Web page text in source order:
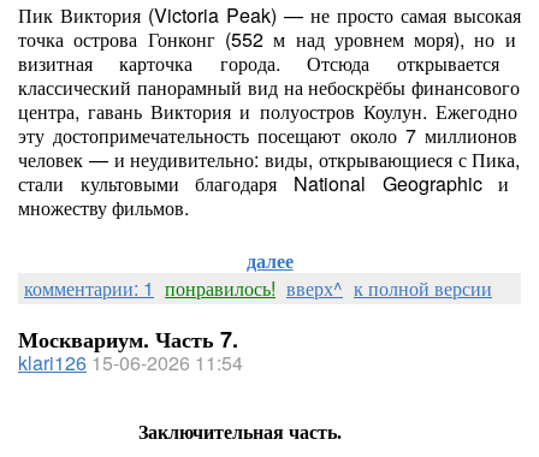
Пик Виктория (Victoria Peak) — не просто самая высокая
точка острова Гонконг(552м надуровнемморя), но и
визитная карточка города. Отсюда открывается
классический панорамный виднанебоскрёбы финансового
центра, гавань Виктория и полуостров Коулун. Ежегодно
эту достопримечательность посещают около7миллионов
человек — и неудивительно: виды, открывающиесясПика,
стали культовыми благодаря National Geographicи
множествуфильмов.
далее
комментарии: 1 понравилось! вверх^ к полной версии
Москвариум. Часть 7.
klari126 15-06-2026 11:54
Заключительная часть.